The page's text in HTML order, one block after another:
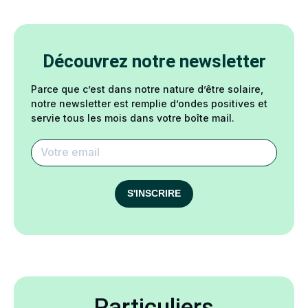
Découvrez notre newsletter
Parce que c’est dans notre nature d’être solaire,
notre newsletter est remplie d’ondes positives et
servie tous les mois dans votre boîte mail.
S'INSCRIRE